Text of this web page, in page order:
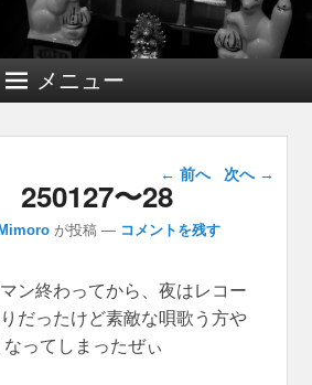
メニュー
投稿ナビゲー
ション
← 前へ 次へ →
〜28
が投稿 — コメントを残す
ン終わってから、夜はレコー
だったけど素敵な唄歌う方や
ってしまったぜぃ